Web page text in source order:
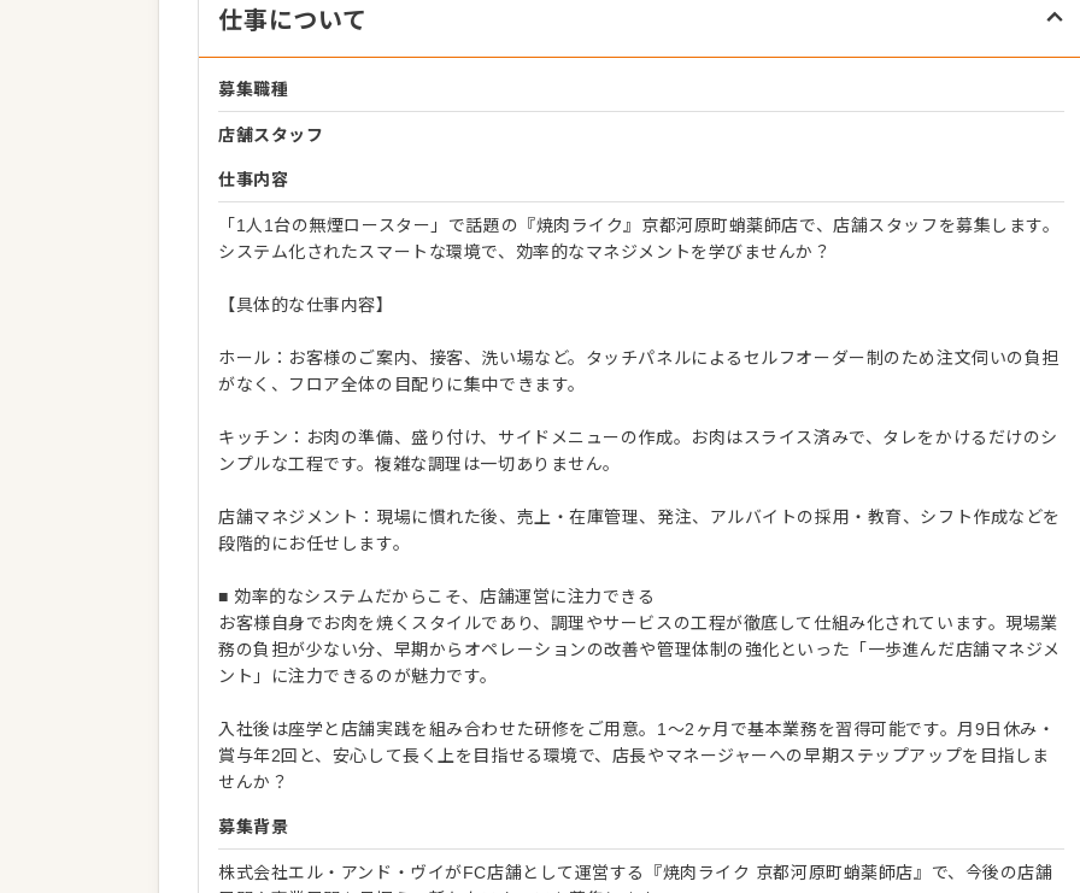
仕事について
募集職種
店舗スタッフ
仕事内容
「1人1台の無煙ロースター」で話題の『焼肉ライク』京都河原町蛸薬師店で、店舗スタッフを募集します。
システム化されたスマートな環境で、効率的なマネジメントを学びませんか？
【具体的な仕事内容】
ホール：お客様のご案内、接客、洗い場など。タッチパネルによるセルフオーダー制のため注文伺いの負担
がなく、フロア全体の目配りに集中できます。
キッチン：お肉の準備、盛り付け、サイドメニューの作成。お肉はスライス済みで、タレをかけるだけのシ
ンプルな工程です。複雑な調理は一切ありません。
店舗マネジメント：現場に慣れた後、売上・在庫管理、発注、アルバイトの採用・教育、シフト作成などを
段階的にお任せします。
■ 効率的なシステムだからこそ、店舗運営に注力できる
お客様自身でお肉を焼くスタイルであり、調理やサービスの工程が徹底して仕組み化されています。現場業
務の負担が少ない分、早期からオペレーションの改善や管理体制の強化といった「一歩進んだ店舗マネジメ
ント」に注力できるのが魅力です。
入社後は座学と店舗実践を組み合わせた研修をご用意。1〜2ヶ月で基本業務を習得可能です。月9日休み・
賞与年2回と、安心して長く上を目指せる環境で、店長やマネージャーへの早期ステップアップを目指しま
せんか？
募集背景
株式会社エル・アンド・ヴイがFC店舗として運営する『焼肉ライク 京都河原町蛸薬師店』で、今後の店舗